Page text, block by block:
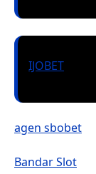
IJOBET
agen sbobet
Bandar Slot